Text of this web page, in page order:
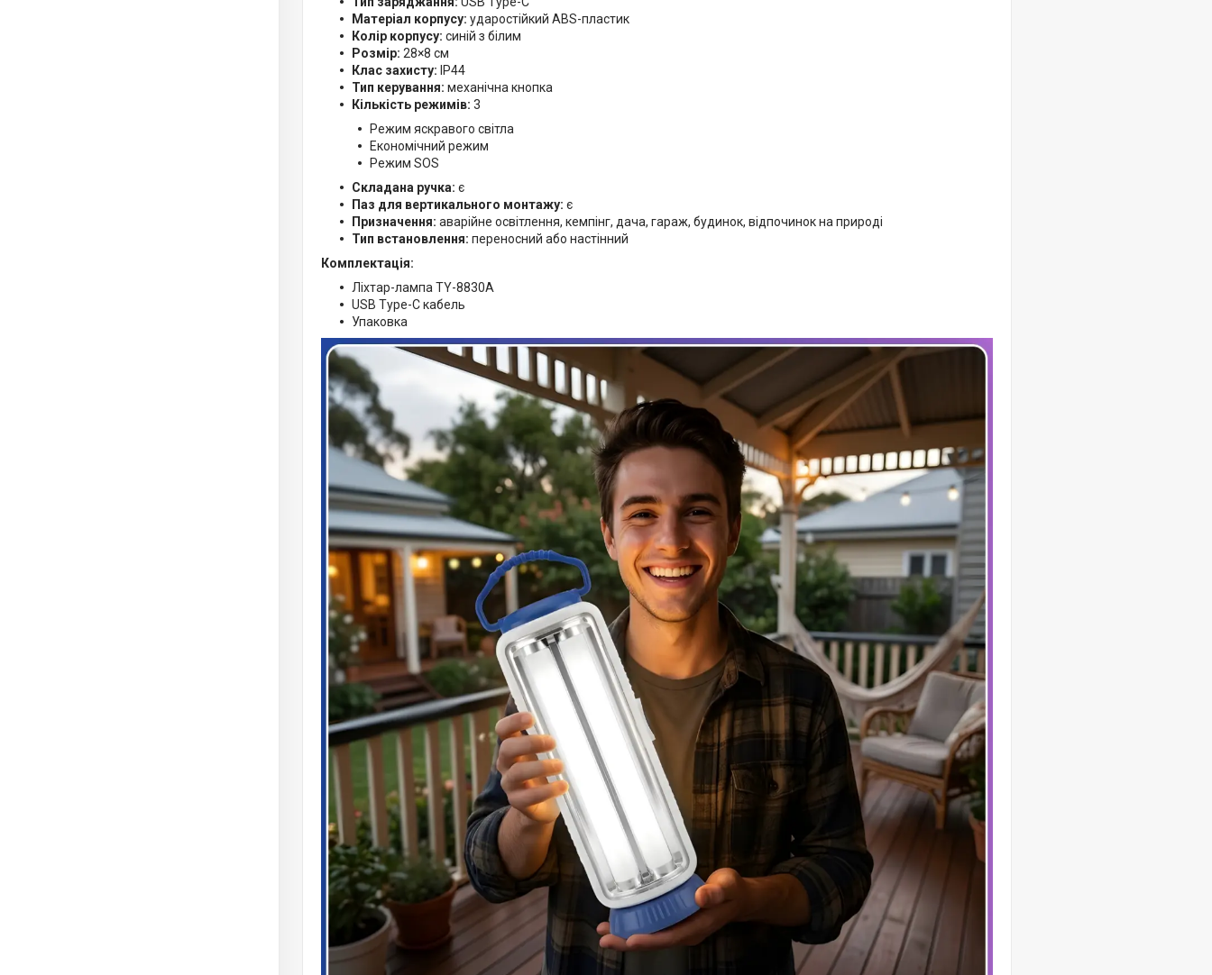
Матеріал корпусу: ударостійкий ABS-пластик
Колір корпусу: синій з білим
Розмір: 28×8 см
Клас захисту: IP44
Тип керування: механічна кнопка
Кількість режимів: 3
Режим яскравого світла
Економічний режим
Режим SOS
Складана ручка: є
Паз для вертикального монтажу: є
Призначення: аварійне освітлення, кемпінг, дача, гараж, будинок, відпочинок на природі
Тип встановлення: переносний або настінний
Комплектація:
Ліхтар-лампа TY-8830A
USB Type-C кабель
Упаковка